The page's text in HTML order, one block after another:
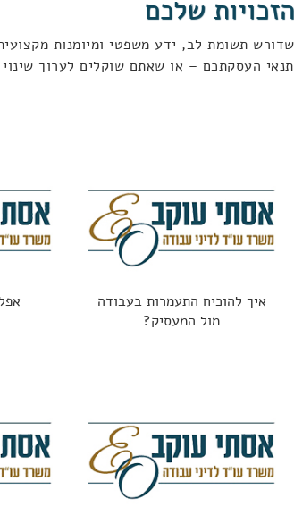
שלכם
תשומת לב, ידע משפטי ומיומנות
העסקתכם – או שאתם שוקלים לערוך
איך להוכיח התעמרות בעבודה
מול המעסיק?